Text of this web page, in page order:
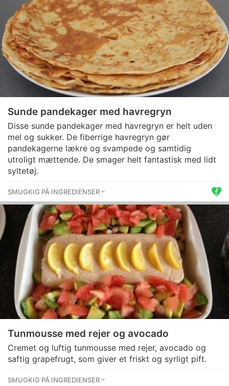
Sunde pandekager med havregryn
Disse sunde pandekager med havregryn er helt uden
mel og sukker. De fiberrige havregryn gør
pandekagerne lækre og svampede og samtidig
utroligt mættende. De smager helt fantastisk med lidt
syltetøj.
SMUGKIG PÅ INGREDIENSER
Tunmousse med rejer og avocado
Cremet og luftig tunmousse med rejer, avocado og
saftig grapefrugt, som giver et friskt og syrligt pift.
SMUGKIG PÅ INGREDIENSER